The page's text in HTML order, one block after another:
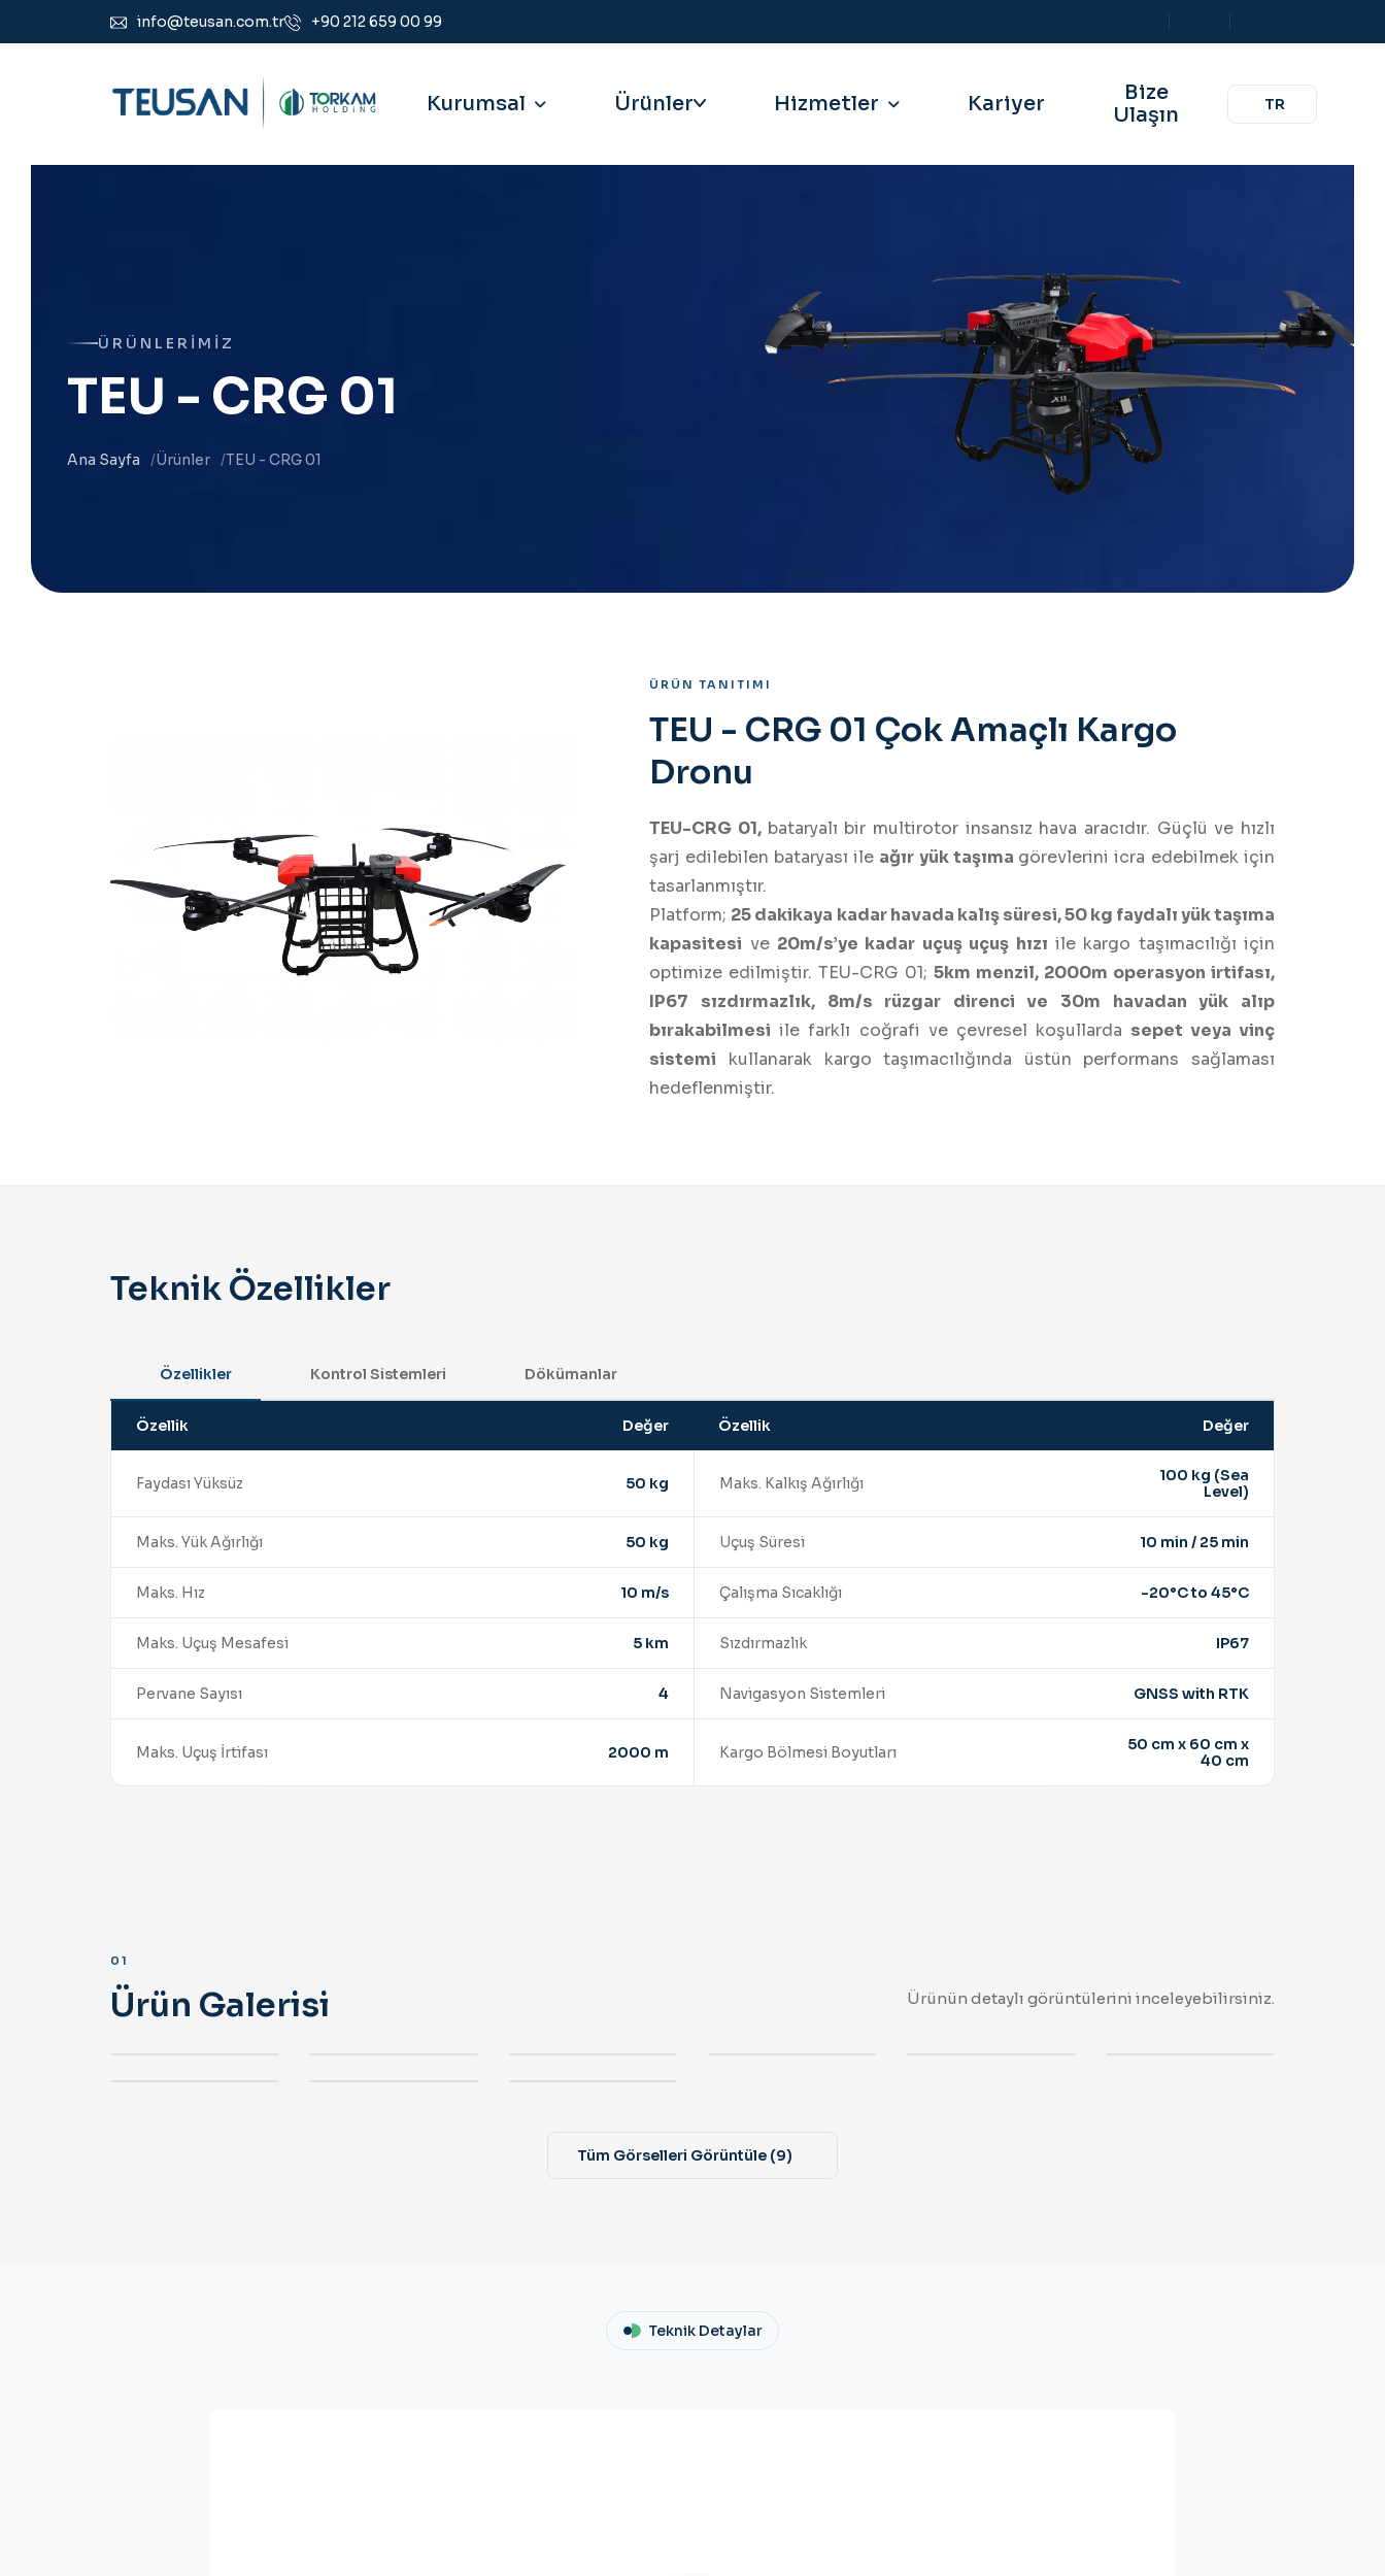
info@teusan.com.tr +90 212 659 00 99
Kurumsal Ürünler Hizmetler Kariyer
Bize
Ulaşın
TR
ÜRÜNLERIMIZ
TEU - CRG 01
Ana Sayfa Ürünler TEU - CRG 01
ÜRÜN TANITIMI
TEU - CRG 01 Çok Amaçlı Kargo
Dronu
TEU-CRG 01, bataryalı bir multirotor insansız hava aracıdır. Güçlü ve hızlı
şarj edilebilen bataryası ile ağır yük taşıma görevlerini icra edebilmek için
tasarlanmıştır.
Platform; 25 dakikaya kadar havada kalış süresi, 50 kg faydalı yük taşıma
kapasitesi ve 20m/s’ye kadar uçuş uçuş hızı ile kargo taşımacılığı için
optimize edilmiştir. TEU-CRG 01;5km menzil, 2000m operasyon irtifası,
IP67 sızdırmazlık, 8m/s rüzgar direnci ve 30m havadan yük alıp
bırakabilmesi ile farklı coğrafi ve çevresel koşullarda sepet veya vinç
sistemi kullanarak kargo taşımacılığında üstün performans sağlaması
hedeflenmiştir.
Teknik Özellikler
Özellikler Kontrol Sistemleri Dökümanlar
Özellik Değer Özellik Değer
Faydası Yüksüz 50 kg Maks. Kalkış Ağırlığı
100 kg (Sea
Level)
Maks. Yük Ağırlığı 50 kg Uçuş Süresi 10 min / 25 min
Maks. Hız 10 m/s Çalışma Sıcaklığı -20°C to 45°C
Maks. Uçuş Mesafesi 5 km Sızdırmazlık IP67
Pervane Sayısı 4 Navigasyon Sistemleri GNSS with RTK
Maks. Uçuş İrtifası 2000 m Kargo Bölmesi Boyutları
50 cm x 60 cm x
40 cm
01
Ürün Galerisi Ürünün detaylı görüntülerini inceleyebilirsiniz.
Tüm Görselleri Görüntüle (9)
Teknik Detaylar